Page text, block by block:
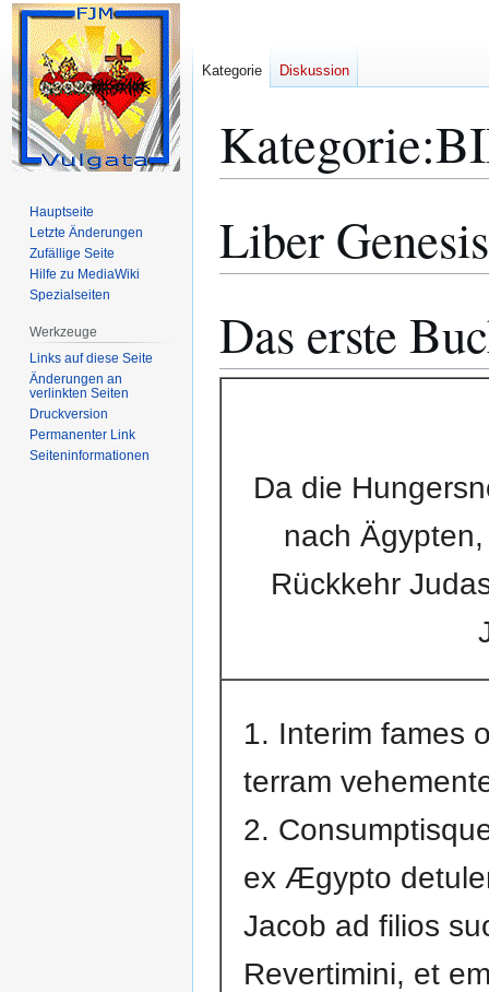
Kategorie:
Navigation
Suche
Liber
Das erste
Da die
nach
Rückkehr
1. Interim fames
terram
2.
ex Ægypto
Jacob ad filios
Revertimini, et
Kategorie Diskussion
Hauptseite
Letzte Änderungen
Zufällige Seite
Hilfe zu MediaWiki
Spezialseiten
Werkzeuge
Links auf diese Seite
Änderungen an
verlinkten Seiten
Druckversion
Permanenter Link
Seiten­­informationen